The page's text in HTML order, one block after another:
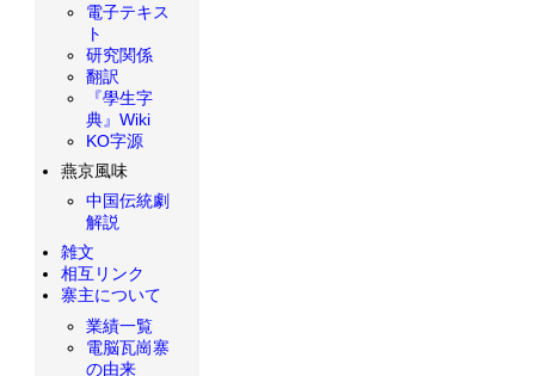
電子テキス
ト
研究関係
翻訳
『學生字
典』Wiki
KO字源
燕京風味
中国伝統劇
解説
雑文
相互リンク
寨主について
業績一覧
電脳瓦崗寨
の由来